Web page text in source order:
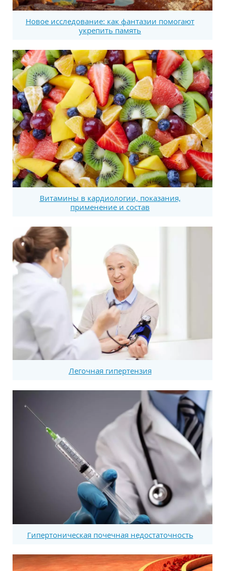
Новое исследование: как фантазии помогают
укрепить память
Витамины в кардиологии, показания,
применение и состав
Легочная гипертензия
Гипертоническая почечная недостаточность